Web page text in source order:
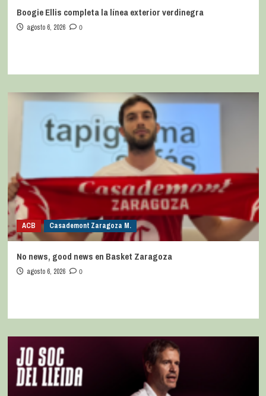
Boogie Ellis completa la línea exterior verdinegra
agosto 6, 2026 0
ACB Casademont Zaragoza M.
No news, good news en Basket Zaragoza
agosto 6, 2026 0